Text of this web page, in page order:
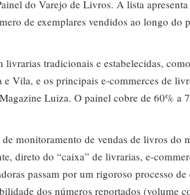
do Varejo de Livros. A lista
de exemplares vendidos ao longo do
tradicionais e estabelecidas,
e Vila, e os principais e-commerces de
Luiza. O painel cobre de 60% a
monitoramento de vendas de livros do
direto do “caixa” de livrarias, e-
passam por um rigoroso processo
dos números reportados (volume